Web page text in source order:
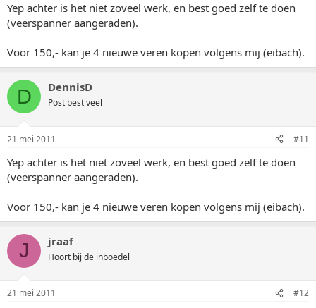
Yep achter is het niet zoveel werk, en best goed zelf te doen
(veerspanner aangeraden).
Voor 150,- kan je 4 nieuwe veren kopen volgens mij (eibach).
D DennisD
Post best veel
21 mei 2011 #11
Yep achter is het niet zoveel werk, en best goed zelf te doen
(veerspanner aangeraden).
Voor 150,- kan je 4 nieuwe veren kopen volgens mij (eibach).
J jraaf
Hoort bij de inboedel
21 mei 2011 #12